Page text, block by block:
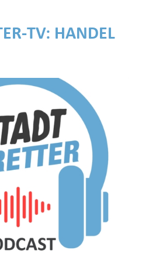
TV: HANDEL